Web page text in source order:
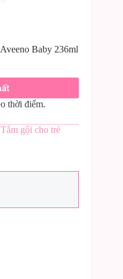
Baby 236ml
thời điểm.
Tắm gội cho trẻ